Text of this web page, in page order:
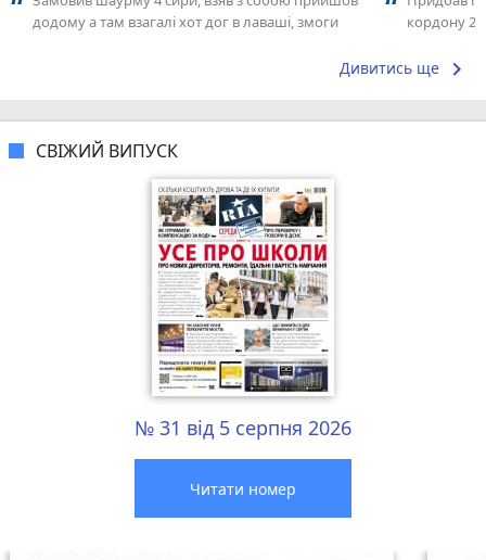
додому а там взагалі хот дог в лаваші, змоги
кордону
Дивитись ще keyboard_arrow_right
СВІЖИЙ ВИПУСК
№ 31 від 5 серпня 2026
Читати номер